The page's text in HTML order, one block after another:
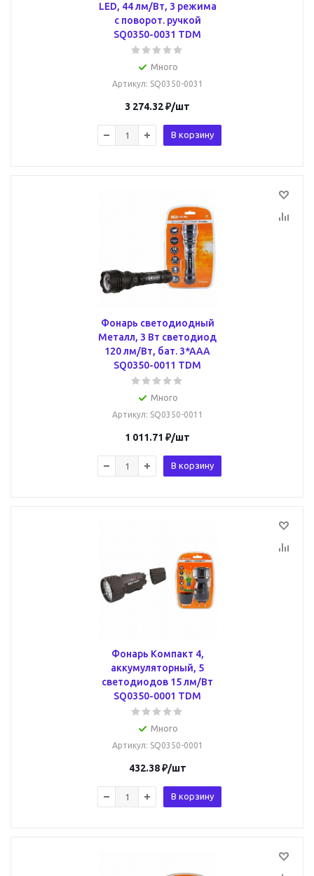
LED, 44 лм/Вт, 3 режима
с поворот. ручкой
SQ0350-0031 TDM
Много
Артикул: SQ0350-0031
3 274.32₽/шт
В корзину
Фонарь светодиодный
Металл, 3 Вт светодиод
120 лм/Вт, бат. 3*AAA
SQ0350-0011 TDM
Много
Артикул: SQ0350-0011
1 011.71 ₽/шт
В корзину
Фонарь Компакт 4,
аккумуляторный, 5
светодиодов 15 лм/Вт
SQ0350-0001 TDM
Много
Артикул: SQ0350-0001
432.38₽/шт
В корзину